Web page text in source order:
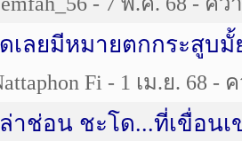
เลยมีหมายตกกระสูบมั้
Fi - 1 เม.ย. 68 -
าช่อน ชะโด...ที่เขื่อน